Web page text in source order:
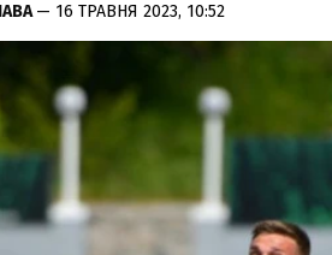
— 16 ТРАВНЯ 2023, 10:52